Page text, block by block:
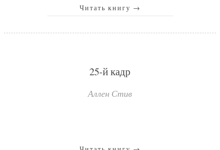
Читать книгу →
25-й кадр
Аллен Стив